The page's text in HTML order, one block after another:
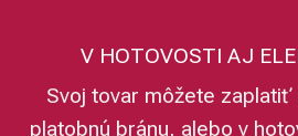
V HOTOVOSTI AJ
Svoj tovar môžete
platobnú bránu, alebo v